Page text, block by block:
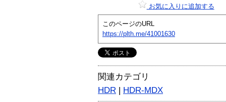
お気に入りに追加する
このページのURL
https://plth.me/41001630
関連カテゴリ
HDR | HDR-MDX